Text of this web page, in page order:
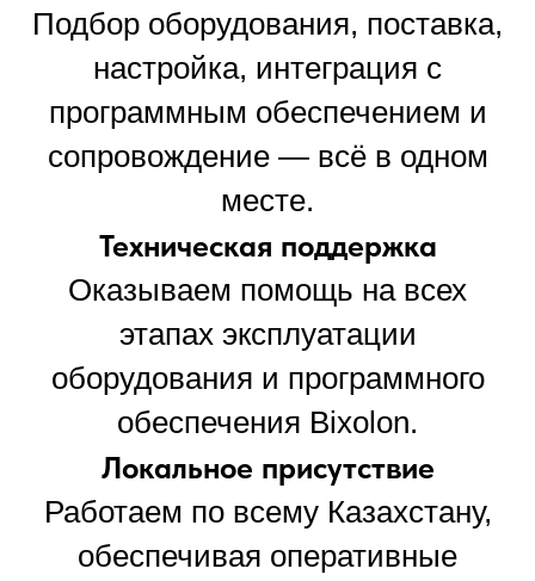
Подбор оборудования, поставка,
настройка, интеграция с
программным обеспечением и
сопровождение — всё в одном
месте.
Техническая поддержка
Оказываем помощь на всех
этапах эксплуатации
оборудования и программного
обеспечения Bixolon.
Локальное присутствие
Работаем по всему Казахстану,
обеспечивая оперативные